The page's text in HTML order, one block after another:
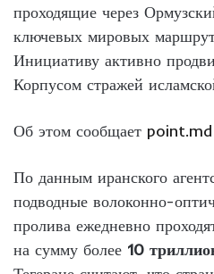
проходящие через
ключевых мировых
Инициативу активно
Корпусом стражей
Об этом сообщает point.md
По данным иранского
подводные волоконно-
пролива ежедневно
на сумму более 10